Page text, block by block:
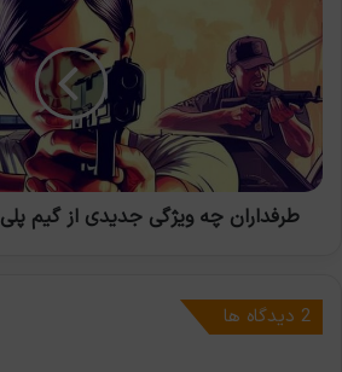
ویژگی
جدیدی
از
گیم
پلی
GTA
6
می‌خواهند؟
طرفداران چه ویژگی جدیدی از گیم پلی GTA 6 می‌خواهند؟
‫2 دیدگاه ها